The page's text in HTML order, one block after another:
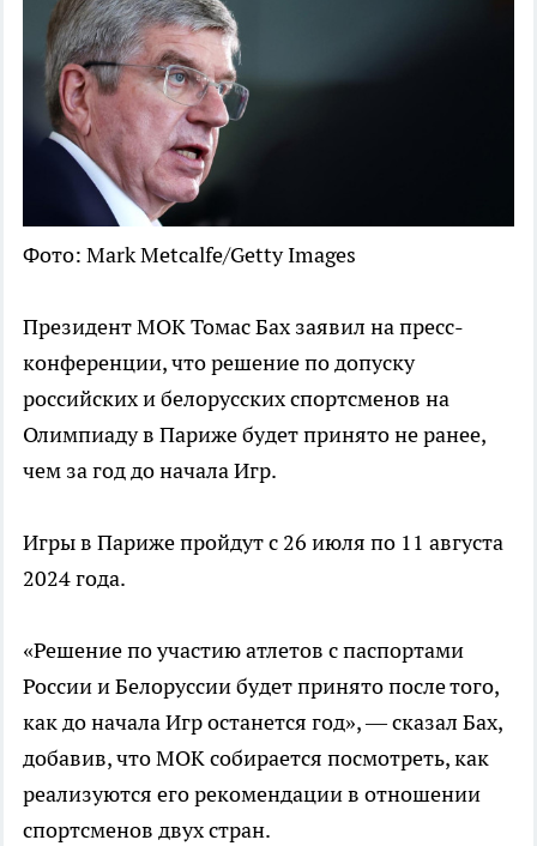
Фото: Mark Metcalfe/Getty Images
Президент МОК Томас Бах заявил на пресс-
конференции, что решение по допуску
российских и белорусских спортсменов на
Олимпиаду в Париже будет принято не ранее,
чем за год до начала Игр.
Игры в Париже пройдут с 26 июля по 11 августа
2024 года.
«Решение по участию атлетов с паспортами
России и Белоруссии будет принято после того,
как до начала Игр останется год», — сказал Бах,
добавив, что МОК собирается посмотреть, как
реализуются его рекомендации в отношении
спортсменов двух стран.